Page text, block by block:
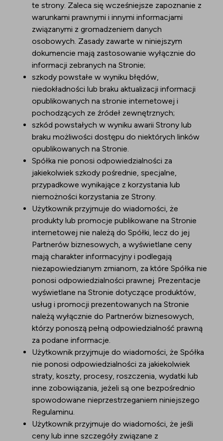
te strony. Zaleca się wcześniejsze zapoznanie z
warunkami prawnymi i innymi informacjami
związanymi z gromadzeniem danych
osobowych. Zasady zawarte w niniejszym
dokumencie mają zastosowanie wyłącznie do
informacji zebranych na Stronie;
szkody powstałe w wyniku błędów,
niedokładności lub braku aktualizacji informacji
opublikowanych na stronie internetowej i
pochodzących ze źródeł zewnętrznych;
szkód powstałych w wyniku awarii Strony lub
braku możliwości dostępu do niektórych linków
opublikowanych na Stronie.
Spółka nie ponosi odpowiedzialności za
jakiekolwiek szkody pośrednie, specjalne,
przypadkowe wynikające z korzystania lub
niemożności korzystania ze Strony.
Użytkownik przyjmuje do wiadomości, że
produkty lub promocje publikowane na Stronie
internetowej nie należą do Spółki, lecz do jej
Partnerów biznesowych, a wyświetlane ceny
mają charakter informacyjny i podlegają
niezapowiedzianym zmianom, za które Spółka nie
ponosi odpowiedzialności prawnej. Prezentacje
wyświetlane na Stronie dotyczące produktów,
usług i promocji prezentowanych na Stronie
należą wyłącznie do Partnerów biznesowych,
którzy ponoszą pełną odpowiedzialność prawną
za podane informacje.
Użytkownik przyjmuje do wiadomości, że Spółka
nie ponosi odpowiedzialności za jakiekolwiek
straty, koszty, procesy, roszczenia, wydatki lub
inne zobowiązania, jeżeli są one bezpośrednio
spowodowane nieprzestrzeganiem niniejszego
Regulaminu.
Użytkownik przyjmuje do wiadomości, że jeśli
ceny lub inne szczegóły związane z